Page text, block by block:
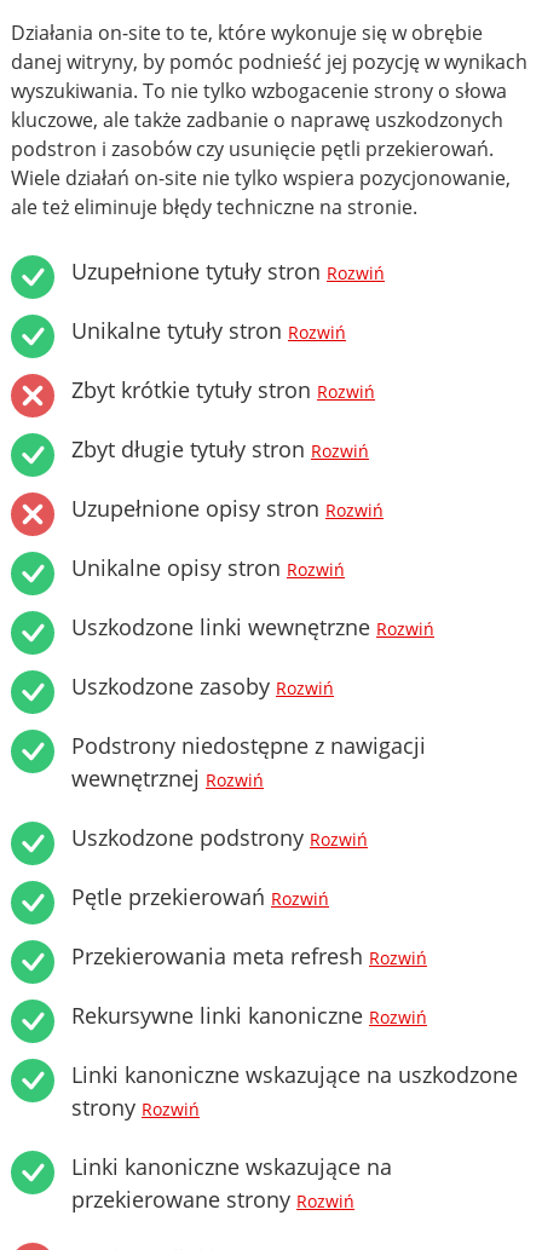
Działania on-site to te, które wykonuje się w obrębie
danej witryny, by pomóc podnieść jej pozycję w wynikach
wyszukiwania. To nie tylko wzbogacenie strony o słowa
kluczowe, ale także zadbanie o naprawę uszkodzonych
podstron i zasobów czy usunięcie pętli przekierowań.
Wiele działań on-site nie tylko wspiera pozycjonowanie,
ale też eliminuje błędy techniczne na stronie.
Uzupełnione tytuły stron Rozwiń
Unikalne tytuły stron Rozwiń
Zbyt krótkie tytuły stron Rozwiń
Zbyt długie tytuły stron Rozwiń
Uzupełnione opisy stron Rozwiń
Unikalne opisy stron Rozwiń
Uszkodzone linki wewnętrzne Rozwiń
Uszkodzone zasoby Rozwiń
Podstrony niedostępne z nawigacji
wewnętrznej Rozwiń
Uszkodzone podstrony Rozwiń
Pętle przekierowań Rozwiń
Przekierowania meta refresh Rozwiń
Rekursywne linki kanoniczne Rozwiń
Linki kanoniczne wskazujące na uszkodzone
strony Rozwiń
Linki kanoniczne wskazujące na
przekierowane strony Rozwiń